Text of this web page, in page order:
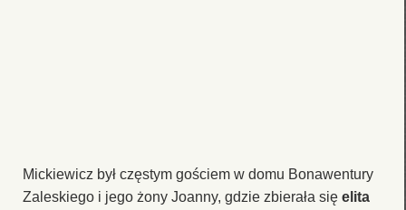
Mickiewicz był częstym gościem w domu Bonawentury
Zaleskiego i jego żony Joanny, gdzie zbierała się elita